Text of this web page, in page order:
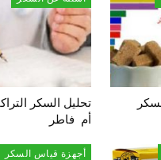
تحليل السكر
أم فاطر
أجهزة قياس السكر